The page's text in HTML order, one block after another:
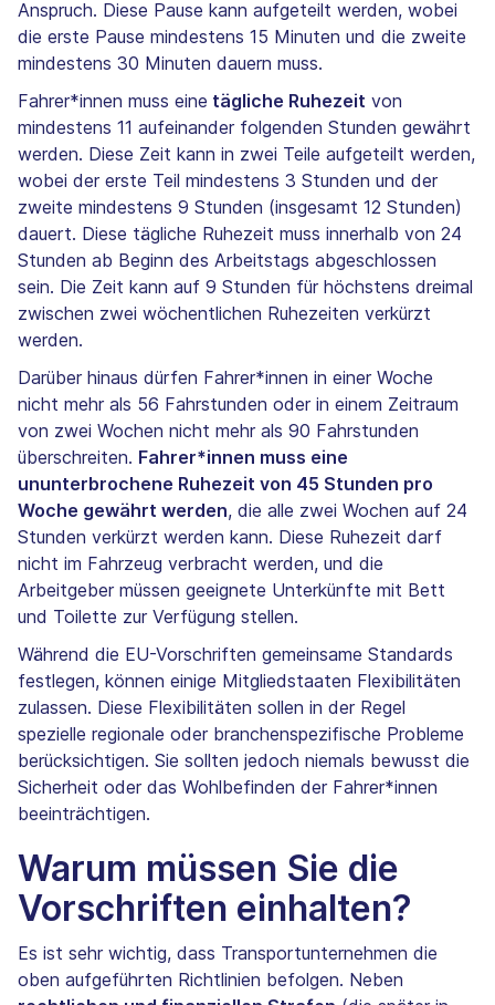
Anspruch. Diese Pause kann aufgeteilt werden, wobei
die erste Pause mindestens 15 Minuten und die zweite
mindestens 30 Minuten dauern muss.
Fahrer*innen muss eine tägliche Ruhezeit von
mindestens 11 aufeinander folgenden Stunden gewährt
werden. Diese Zeit kann in zwei Teile aufgeteilt werden,
wobei der erste Teil mindestens 3 Stunden und der
zweite mindestens 9 Stunden (insgesamt 12 Stunden)
dauert. Diese tägliche Ruhezeit muss innerhalb von 24
Stunden ab Beginn des Arbeitstags abgeschlossen
sein. Die Zeit kann auf 9 Stunden für höchstens dreimal
zwischen zwei wöchentlichen Ruhezeiten verkürzt
werden.
Darüber hinaus dürfen Fahrer*innen in einer Woche
nicht mehr als 56 Fahrstunden oder in einem Zeitraum
von zwei Wochen nicht mehr als 90 Fahrstunden
überschreiten. Fahrer*innen muss eine
ununterbrochene Ruhezeit von 45 Stunden pro
Woche gewährt werden, die alle zwei Wochen auf 24
Stunden verkürzt werden kann. Diese Ruhezeit darf
nicht im Fahrzeug verbracht werden, und die
Arbeitgeber müssen geeignete Unterkünfte mit Bett
und Toilette zur Verfügung stellen.
Während die EU-Vorschriften gemeinsame Standards
festlegen, können einige Mitgliedstaaten Flexibilitäten
zulassen. Diese Flexibilitäten sollen in der Regel
spezielle regionale oder branchenspezifische Probleme
berücksichtigen. Sie sollten jedoch niemals bewusst die
Sicherheit oder das Wohlbefinden der Fahrer*innen
beeinträchtigen.
Warum müssen Sie die
Vorschriften einhalten?
Es ist sehr wichtig, dass Transportunternehmen die
oben aufgeführten Richtlinien befolgen. Neben